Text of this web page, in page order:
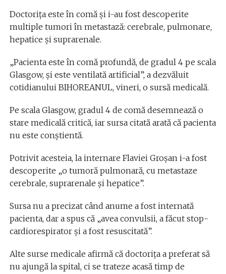
Doctorița este în comă și i-au fost descoperite
multiple tumori în metastază: cerebrale, pulmonare,
hepatice și suprarenale.
„Pacienta este în comă profundă, de gradul 4 pe scala
Glasgow, și este ventilată artificial”, a dezvăluit
cotidianului BIHOREANUL, vineri, o sursă medicală.
Pe scala Glasgow, gradul 4 de comă desemnează o
stare medicală critică, iar sursa citată arată că pacienta
nu este conștientă.
Potrivit acesteia, la internare Flaviei Groșan i-a fost
descoperite „o tumoră pulmonară, cu metastaze
cerebrale, suprarenale și hepatice”.
Sursa nu a precizat când anume a fost internată
pacienta, dar a spus că „avea convulsii, a făcut stop-
cardiorespirator și a fost resuscitată”.
Alte surse medicale afirmă că doctorița a preferat să
nu ajungă la spital, ci se trateze acasă timp de